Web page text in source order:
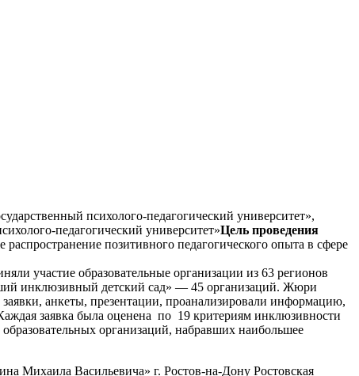
психолого-педагогический университет»,
педагогический университет»Цель проведения
позитивного педагогического опыта в сфере
участие образовательные организации из 63 регионов
инклюзивный детский сад» — 45 организаций. Жюри
анкеты, презентации, проанализировали информацию,
заявка была оценена по 19 критериям инклюзивности
организаций, набравших наибольшее
Михаила Васильевича» г. Ростов-на-Дону Ростовская